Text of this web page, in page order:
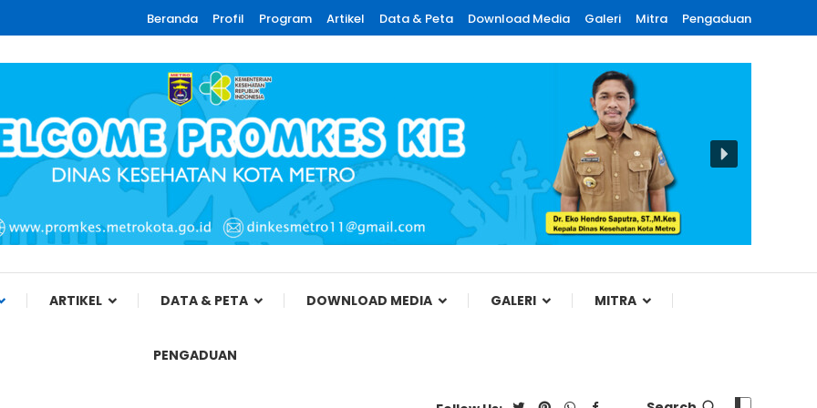
Beranda Profil Program Artikel Data & Peta Download Media Galeri Mitra Pengaduan
Metro
ARTIKEL DATA & PETA DOWNLOAD MEDIA GALERI MITRA
PENGADUAN